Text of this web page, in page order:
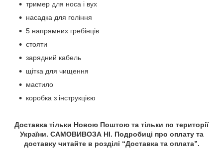
тример для носа і вух
насадка для гоління
5 напрямних гребінців
стояти
зарядний кабель
щітка для чищення
мастило
коробка з інструкцією
Доставка тільки Новою Поштою та тільки по території
України. САМОВИВОЗА НІ. Подробиці про оплату та
доставку читайте в розділі “Доставка та оплата”.